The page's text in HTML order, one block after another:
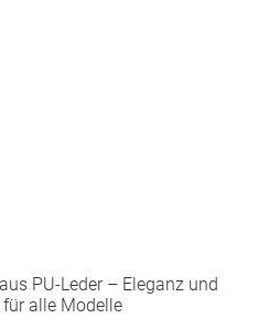
PU-Leder – Eleganz und
alle Modelle